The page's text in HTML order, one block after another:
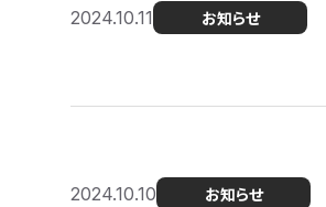
2024.10.11 お知らせ
2024.10.10 お知らせ